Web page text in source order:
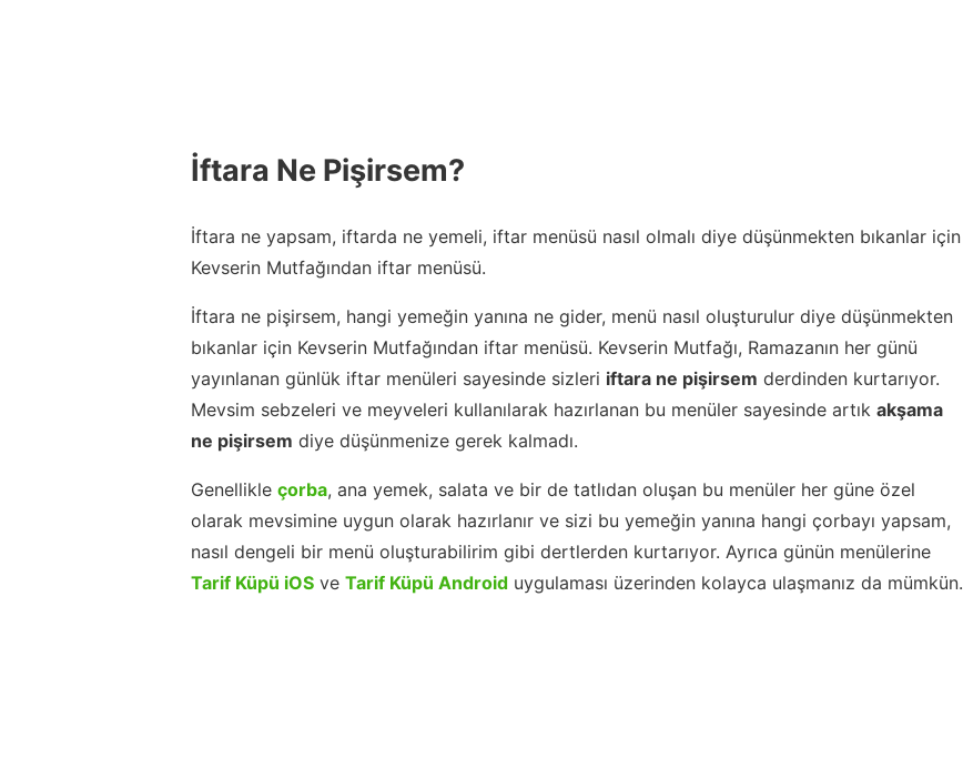
İftara Ne Pişirsem?
İftara ne yapsam, iftarda ne yemeli, iftar menüsü nasıl olmalı diye düşünmekten bıkanlar için
Kevserin Mutfağından iftar menüsü.
İftara ne pişirsem, hangi yemeğin yanına ne gider, menü nasıl oluşturulur diye düşünmekten
bıkanlar için Kevserin Mutfağından iftar menüsü. Kevserin Mutfağı, Ramazanın her günü
yayınlanan günlük iftar menüleri sayesinde sizleri iftara ne pişirsem derdinden kurtarıyor.
Mevsim sebzeleri ve meyveleri kullanılarak hazırlanan bu menüler sayesinde artık akşama
ne pişirsem diye düşünmenize gerek kalmadı.
Genellikle çorba, ana yemek, salata ve bir de tatlıdan oluşan bu menüler her güne özel
olarak mevsimine uygun olarak hazırlanır ve sizi bu yemeğin yanına hangi çorbayı yapsam,
nasıl dengeli bir menü oluşturabilirim gibi dertlerden kurtarıyor. Ayrıca günün menülerine
Tarif Küpü iOS ve Tarif Küpü Android uygulaması üzerinden kolayca ulaşmanız da mümkün.